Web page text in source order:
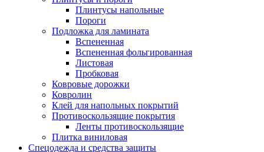
Плинтусы напольные
Пороги
Подложка для ламината
Вспененная
Вспененная фольгированная
Листовая
Пробковая
Ковровые дорожки
Ковролин
Клей для напольных покрытий
Противоскользящие покрытия
Ленты противоскользящие
Плитка виниловая
Спецодежда и средства защиты